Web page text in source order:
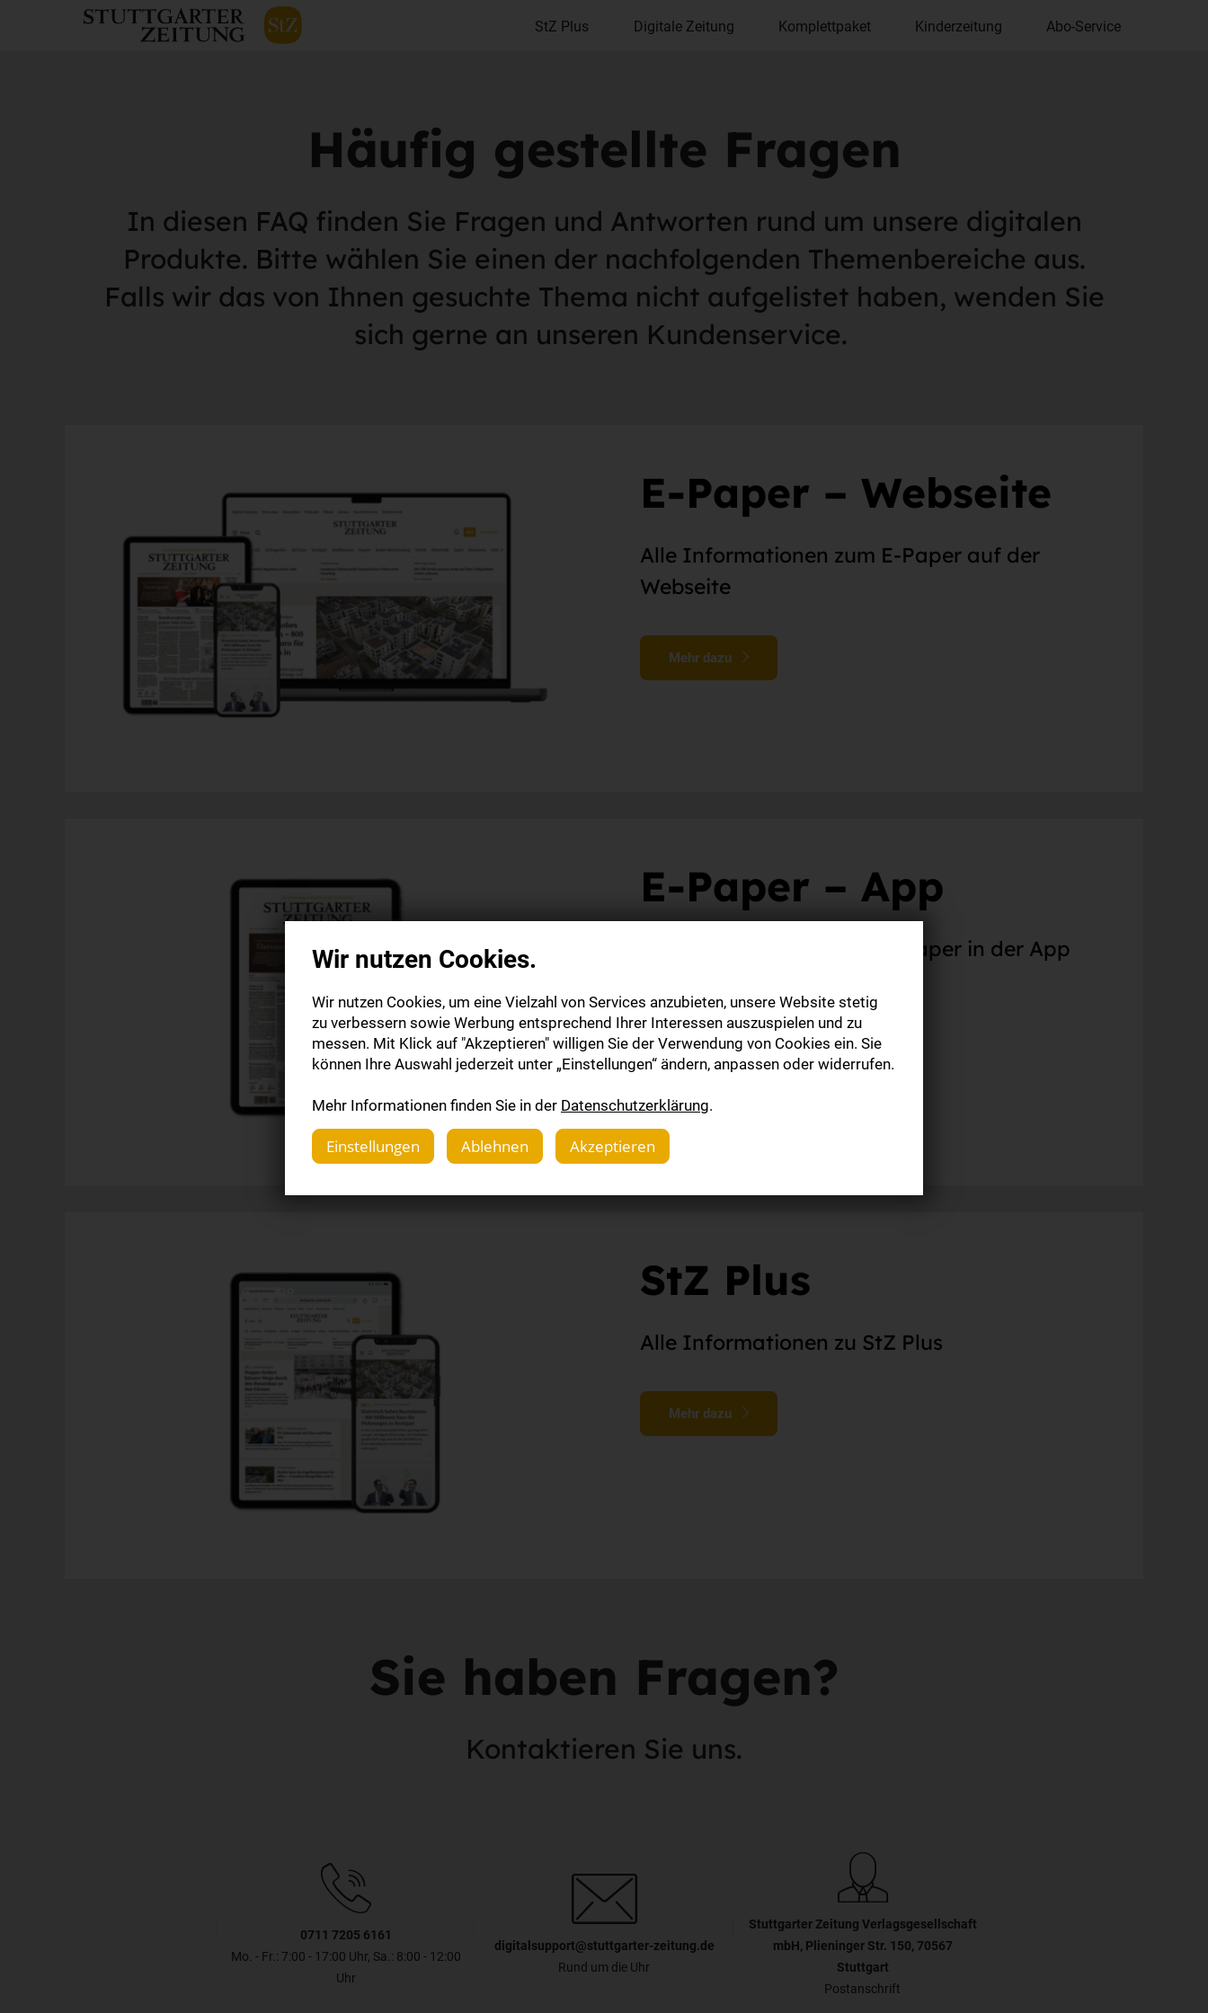
StZ Plus Digitale Zeitung Komplettpaket Kinderzeitung Abo-Service
Häufig gestellte Fragen
In diesen FAQ finden Sie Fragen und Antworten rund um unsere digitalen
Produkte. Bitte wählen Sie einen der nachfolgenden Themenbereiche aus.
Falls wir das von Ihnen gesuchte Thema nicht aufgelistet haben, wenden Sie
sich gerne an unseren Kundenservice.
E-Paper – Webseite
Alle Informationen zum E-Paper auf der
Webseite
Mehr dazu
E-Paper – App
Alle Informationen zum E-Paper in der App
Mehr dazu
StZ Plus
Alle Informationen zu StZ Plus
Mehr dazu
Sie haben Fragen?
Kontaktieren Sie uns.
0711 7205 6161
Mo. - Fr.: 7:00 - 17:00 Uhr, Sa.: 8:00 - 12:00
Uhr
digitalsupport@stuttgarter-zeitung.de
Rund um die Uhr
Stuttgarter Zeitung Verlagsgesellschaft
mbH, Plieninger Str. 150, 70567
Stuttgart
Postanschrift
Wir nutzen Cookies.
Wir nutzen Cookies, um eine Vielzahl von Services anzubieten, unsere Website stetig
zu verbessern sowie Werbung entsprechend Ihrer Interessen auszuspielen und zu
messen. Mit Klick auf "Akzeptieren" willigen Sie der Verwendung von Cookies ein. Sie
können Ihre Auswahl jederzeit unter „Einstellungen“ ändern, anpassen oder widerrufen.
Mehr Informationen finden Sie in der Datenschutzerklärung.
Einstellungen
Ablehnen Akzeptieren